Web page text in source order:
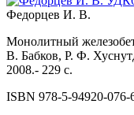
Федорцев И. В.
Монолитный
В. Бабков, Р. Ф.
2008.- 229 с.
ISBN 978-5-94920-076-